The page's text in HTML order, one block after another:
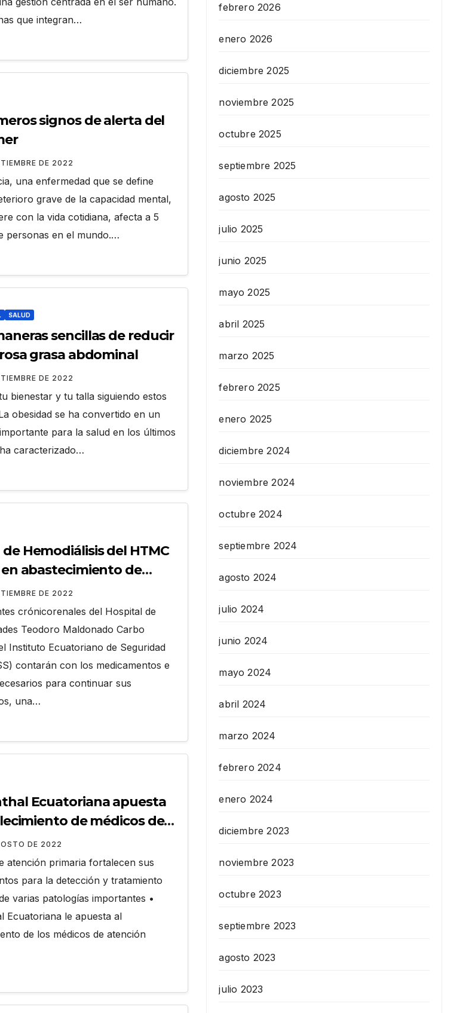
que integran…
signos de alerta del
DE 2022
una enfermedad que se define
grave de la capacidad mental,
con la vida cotidiana, afecta a 5
personas en el mundo.…
SALUD
sencillas de reducir
grasa abdominal
DE 2022
bienestar y tu talla siguiendo estos
obesidad se ha convertido en un
para la salud en los últimos
caracterizado…
Hemodiálisis del HTMC
abastecimiento de
DE 2022
crónicorenales del Hospital de
Teodoro Maldonado Carbo
Instituto Ecuatoriano de Seguridad
contarán con los medicamentos e
para continuar sus
una…
Ecuatoriana apuesta
de médicos de
primaria
DE 2022
atención primaria fortalecen sus
para la detección y tratamiento
varias patologías importantes •
Ecuatoriana le apuesta al
de los médicos de atención
febrero 2026
enero 2026
diciembre 2025
noviembre 2025
octubre 2025
septiembre 2025
agosto 2025
julio 2025
junio 2025
mayo 2025
abril 2025
marzo 2025
febrero 2025
enero 2025
diciembre 2024
noviembre 2024
octubre 2024
septiembre 2024
agosto 2024
julio 2024
junio 2024
mayo 2024
abril 2024
marzo 2024
febrero 2024
enero 2024
diciembre 2023
noviembre 2023
octubre 2023
septiembre 2023
agosto 2023
julio 2023